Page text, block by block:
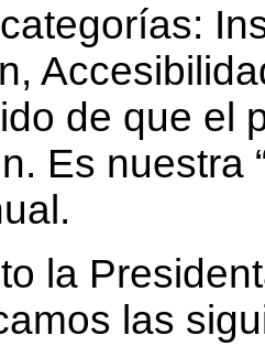
de que el
Es nuestra
la
las